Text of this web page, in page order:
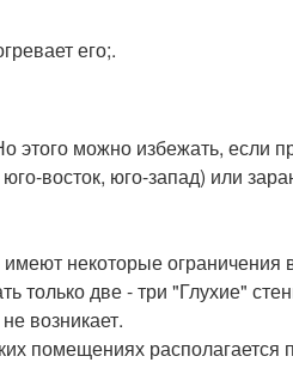
его;.
этого можно избежать, если
восток, юго-запад) или
некоторые ограничения
только две - три "Глухие"
возникает.
помещениях располагается